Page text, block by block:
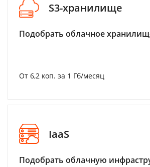
S3-хранилище
Подобрать облачное
От 6,2 коп. за 1 Гб/месяц
IaaS
Подобрать облачную